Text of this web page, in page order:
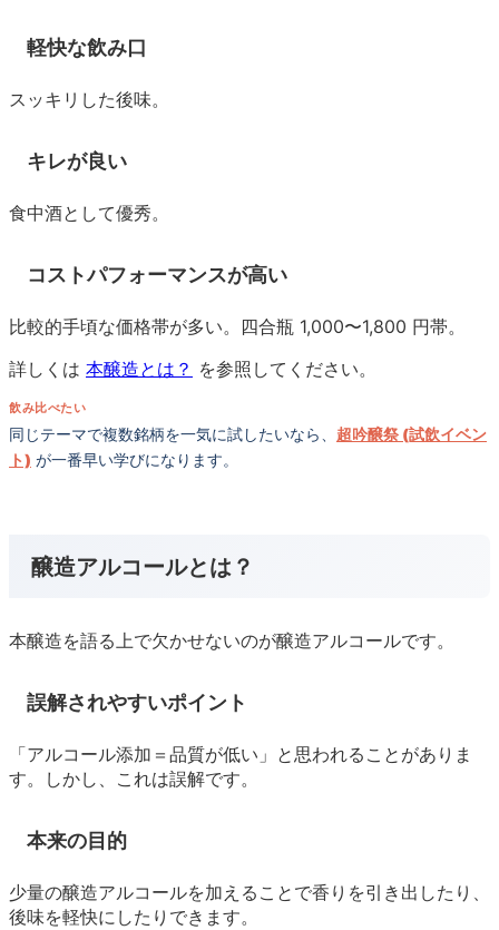
軽快な飲み口
スッキリした後味。
キレが良い
食中酒として優秀。
コストパフォーマンスが高い
比較的手頃な価格帯が多い。四合瓶 1,000〜1,800 円帯。
詳しくは 本醸造とは？ を参照してください。
飲み比べたい
同じテーマで複数銘柄を一気に試したいなら、 超吟醸祭 (試飲イベン
ト) が一番早い学びになります。
醸造アルコールとは？
本醸造を語る上で欠かせないのが醸造アルコールです。
誤解されやすいポイント
「アルコール添加＝品質が低い」と思われることがありま
す。しかし、これは誤解です。
本来の目的
少量の醸造アルコールを加えることで香りを引き出したり、
後味を軽快にしたりできます。